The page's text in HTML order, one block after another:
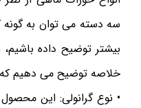
سه دسته می توان به گونه
بیشتر توضیح داده
خلاصه توضیح می دهیم که
• نوع گرانولی: این